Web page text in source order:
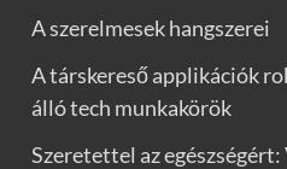
A szerelmesek hangszerei
A társkereső applikációk
álló tech munkakörök
Szeretettel az